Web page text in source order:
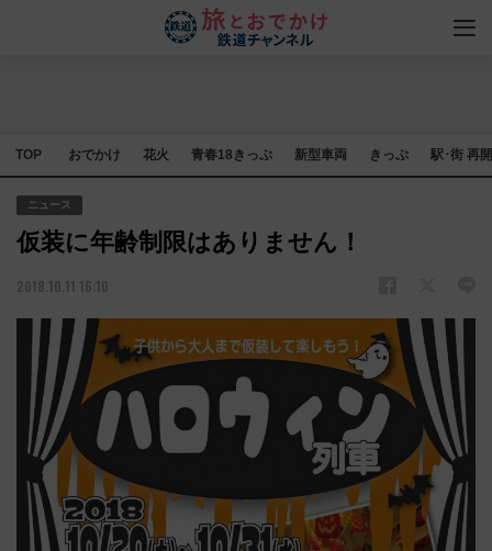
TOP おでかけ 花火 青春18きっぷ 新型車両 きっぷ 駅･街 再
ニュース
仮装に年齢制限はありません！
2018.10.11 16:10